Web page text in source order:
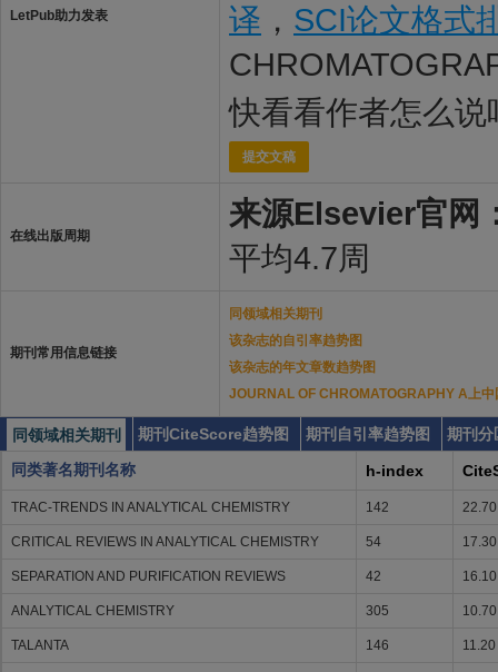
LetPub助力发表
译 ， SCI论文格式
快看看作者怎么说
提交文稿
在线出版周期
来源Elsevier官网
平均4.7周
期刊常用信息链接
同领域相关期刊
该杂志的自引率趋势图
该杂志的年文章数趋势图
JOURNAL OF CHROMATOGRAPHY A上
同领域相关期刊 期刊CiteScore趋势图 期刊自引率趋势图
期刊分
同类著名期刊名称
h-index
TRAC-TRENDS IN ANALYTICAL CHEMISTRY 142 22.70
CRITICAL REVIEWS IN ANALYTICAL CHEMISTRY 54 17.30
SEPARATION AND PURIFICATION REVIEWS 42 16.10
ANALYTICAL CHEMISTRY 305 10.70
TALANTA 146 11.20